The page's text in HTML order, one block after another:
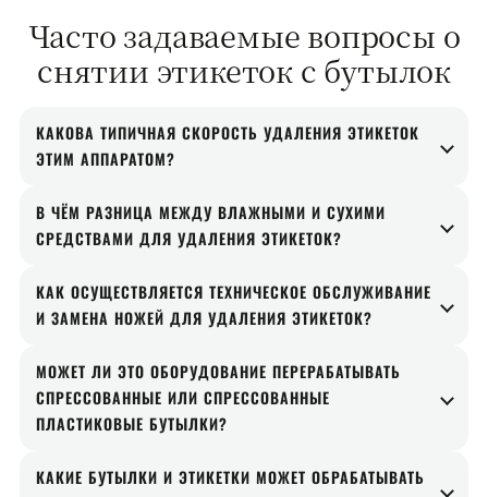
Часто задаваемые вопросы о
снятии этикеток с бутылок
КАКОВА ТИПИЧНАЯ СКОРОСТЬ УДАЛЕНИЯ ЭТИКЕТОК
ЭТИМ АППАРАТОМ?
В нормальных условиях эксплуатации
устройство для удаления этикеток обеспечивает
круглых или квадратных ПЭТ-бутылок и
аналогичной тары.
В ЧЁМ РАЗНИЦА МЕЖДУ ВЛАЖНЫМИ И СУХИМИ
СРЕДСТВАМИ ДЛЯ УДАЛЕНИЯ ЭТИКЕТОК?
В сухом варианте используется встроенный
зигзагообразный воздушный классификатор,
бутылок. В мокром варианте предусмотрено
впрыскивание воды, что обеспечивает
предварительную промывку, а этикетки
КАК ОСУЩЕСТВЛЯЕТСЯ ТЕХНИЧЕСКОЕ ОБСЛУЖИВАНИЕ
И ЗАМЕНА НОЖЕЙ ДЛЯ УДАЛЕНИЯ ЭТИКЕТОК?
Шпиндель оснащен болтовыми лопастями из
сплава, разработанными для обеспечения
долговечности. Ремонтные бригады могут
разбирая весь ротор, что сокращает время
МОЖЕТ ЛИ ЭТО ОБОРУДОВАНИЕ ПЕРЕРАБАТЫВАТЬ
СПРЕССОВАННЫЕ ИЛИ СПРЕССОВАННЫЕ
ПЛАСТИКОВЫЕ БУТЫЛКИ?
Да. Для достижения наилучшего результата при
КАКИЕ БУТЫЛКИ И ЭТИКЕТКИ МОЖЕТ ОБРАБАТЫВАТЬ